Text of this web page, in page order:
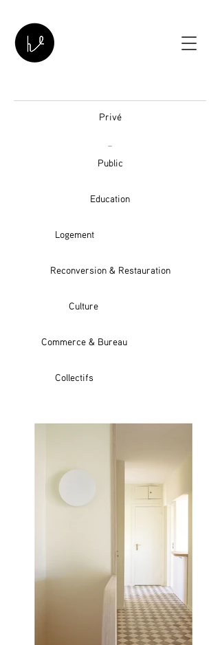
Privé
Public
Education
Logement
Reconversion & Restauration
Culture
Commerce & Bureau
Collectifs